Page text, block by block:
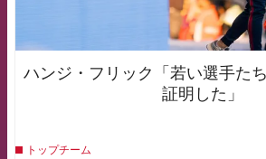
ハンジ・フリック「若い選手た
証明した」
トップチーム